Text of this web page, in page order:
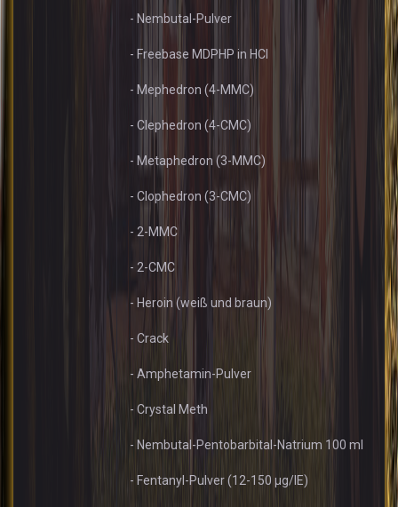
- Nembutal-Pulver
- Freebase MDPHP in HCl
- Mephedron (4-MMC)
- Clephedron (4-CMC)
- Metaphedron (3-MMC)
- Clophedron (3-CMC)
- 2-MMC
- 2-CMC
- Heroin (weiß und braun)
- Crack
- Amphetamin-Pulver
- Crystal Meth
- Nembutal-Pentobarbital-Natrium 100 ml
- Fentanyl-Pulver (12-150 µg/IE)